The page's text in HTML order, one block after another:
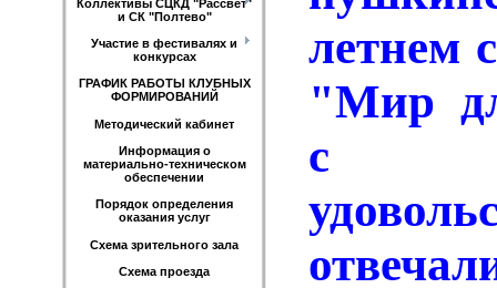
Коллективы СЦКД "Рассвет"
и СК "Полтево"
Участие в фестивалях и
конкурсах
ГРАФИК РАБОТЫ КЛУБНЫХ
ФОРМИРОВАНИЙ
Методический кабинет
Информация о
материально-техническом
обеспечении
Порядок определения
оказания услуг
Схема зрительного зала
Схема проезда
летнем
"Мир
с